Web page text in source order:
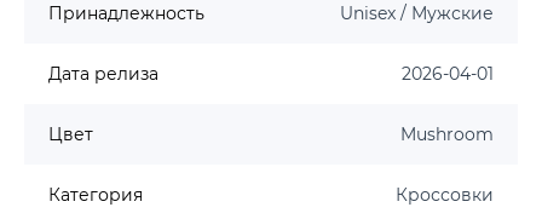
Принадлежность Unisex / Мужские
Дата релиза 2026-04-01
Цвет Mushroom
Категория Кроссовки